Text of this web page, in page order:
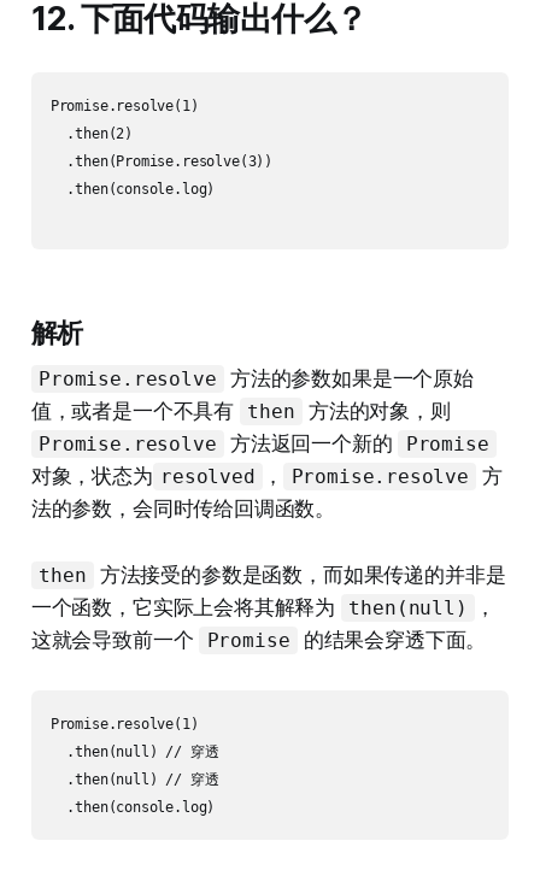
12. 下面代码输出什么？
Promise.resolve(1)
  .then(2)
  .then(Promise.resolve(3))
  .then(console.log)
解析
Promise.resolve
方法的参数如果是一个原始
值，或者是一个不具有
then 方法的对象，则
Promise.resolve 方法返回一个新的 Promise
对象，状态为 resolved ， Promise.resolve
方
法的参数，会同时传给回调函数。
then
方法接受的参数是函数，而如果传递的并非是
一个函数，它实际上会将其解释为
then(null)
，
这就会导致前一个
Promise 的结果会穿透下面。
Promise.resolve(1)
  .then(null) // 穿透
  .then(null) // 穿透